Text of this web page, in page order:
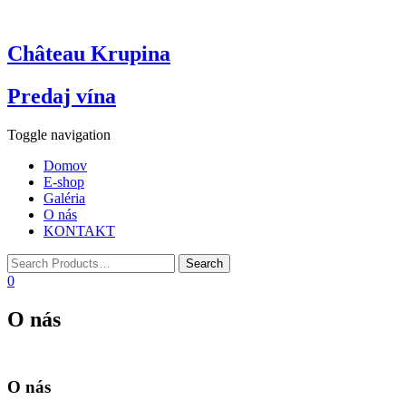
Château Krupina
Predaj vína
Toggle navigation
Domov
E-shop
Galéria
O nás
KONTAKT
0
O nás
O nás